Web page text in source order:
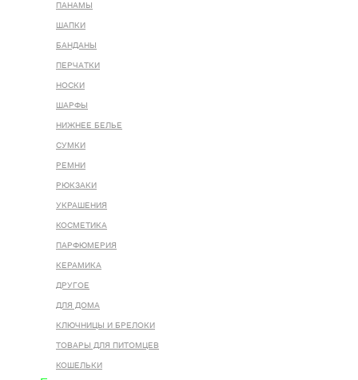
ПАНАМЫ
ШАПКИ
БАНДАНЫ
ПЕРЧАТКИ
НОСКИ
ШАРФЫ
НИЖНЕЕ БЕЛЬЕ
СУМКИ
РЕМНИ
РЮКЗАКИ
УКРАШЕНИЯ
КОСМЕТИКА
ПАРФЮМЕРИЯ
КЕРАМИКА
ДРУГОЕ
ДЛЯ ДОМА
КЛЮЧНИЦЫ И БРЕЛОКИ
ТОВАРЫ ДЛЯ ПИТОМЦЕВ
КОШЕЛЬКИ